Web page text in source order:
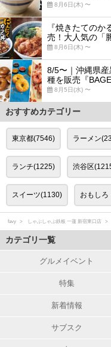
8月6日(木) 〜
『焼きたての
売！大人気の「
8月6日(木) 〜
8/5〜｜沖縄県
種を販売『
8月5日(水) 〜
おすすめカテゴリー
東京都(7546) ラーメン
ランチ(1225) 渋谷区
スイーツ(1130) おもし
favy しゃぶしゃぶ鉄板 一蓮 新宿東口店
カテゴリ一覧
グルメイベント
特集
新着情報
サブスク